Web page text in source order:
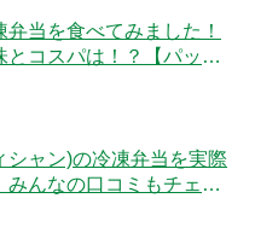
当を食べてみました！
とコスパは！？【パッと
シャン)の冷凍弁当を実際
みんなの口コミもチェッ